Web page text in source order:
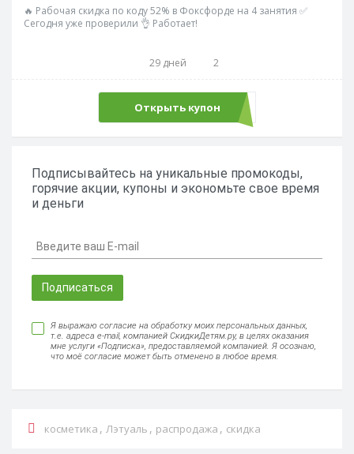
🔥 Рабочая скидка по коду 52% в Фоксфорде на 4 занятия ✅
Сегодня уже проверили 👌 Работает!
29 дней 2
Открыть купонLANG52
Подписывайтесь на уникальные промокоды,
горячие акции, купоны и экономьте свое время
и деньги
Подписаться
Я выражаю согласие на обработку моих персональных данных,
т.е. адреса e-mail, компанией СкидкиДетям.ру, в целях оказания
мне услуги «Подписка», предоставляемой компанией. Я осознаю,
что моё согласие может быть отменено в любое время.
косметика , Лэтуаль , распродажа , скидка